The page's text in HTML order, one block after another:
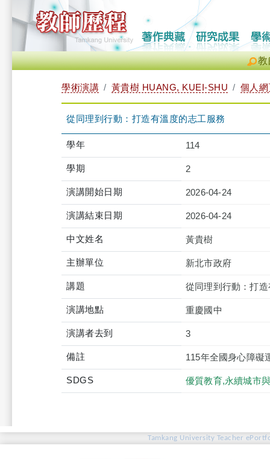
教
學術演講 黃貴樹 HUANG, KUEI-SHU 個人網
從同理到行動：打造有溫度的志工服務
學年 114
學期 2
演講開始日期 2026-04-24
演講結束日期 2026-04-24
中文姓名 黃貴樹
主辦單位 新北市政府
講題 從同理到行動：打
演講地點 重慶國中
演講者去到 3
備註 115年全國身心障礙
SDGS 優質教育,永續城市
Tamkang University Teacher